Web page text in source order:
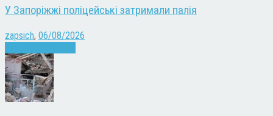
У Запоріжжі поліцейські затримали палія
zapsich, 06/08/2026